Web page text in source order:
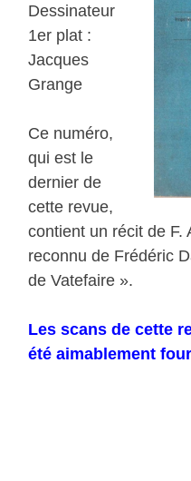
Dessinateur
1er plat :
Jacques
Grange
Ce numéro,
qui est le
dernier de
cette revue,
contient un récit de F.
reconnu de Frédéric
de Vatefaire ».
Les scans de cette
été aimablement